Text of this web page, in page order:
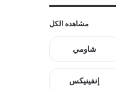
مشاهده الكل
شاومي
إنفينيكس